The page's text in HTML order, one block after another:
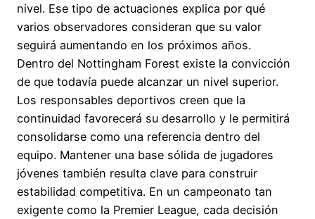
nivel. Ese tipo de actuaciones explica por qué
varios observadores consideran que su valor
seguirá aumentando en los próximos años.
Dentro del Nottingham Forest existe la convicción
de que todavía puede alcanzar un nivel superior.
Los responsables deportivos creen que la
continuidad favorecerá su desarrollo y le permitirá
consolidarse como una referencia dentro del
equipo. Mantener una base sólida de jugadores
jóvenes también resulta clave para construir
estabilidad competitiva. En un campeonato tan
exigente como la Premier League, cada decisión